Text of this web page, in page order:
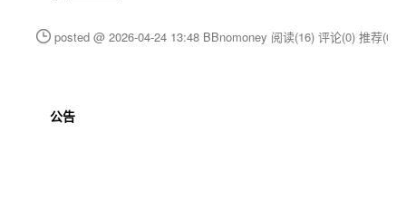
posted @ 2026-04-24 13:48 BBnomoney 阅读(16) 评论(0) 推荐(0)
公告